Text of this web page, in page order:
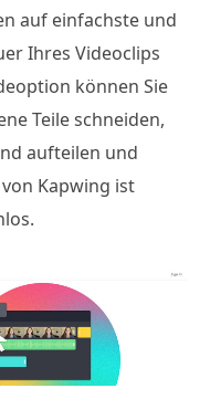
auf einfachste und
Ihres Videoclips
können Sie
Teile schneiden,
aufteilen und
Kapwing ist